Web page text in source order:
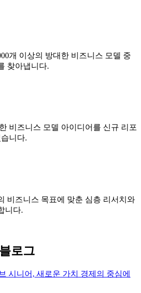
개 이상의 방대한 비즈니스 모델 중
찾아냅니다.
비즈니스 모델 아이디어를 신규 리포
니다.
비즈니스 목표에 맞춘 심층 리서치와
니다.
로그